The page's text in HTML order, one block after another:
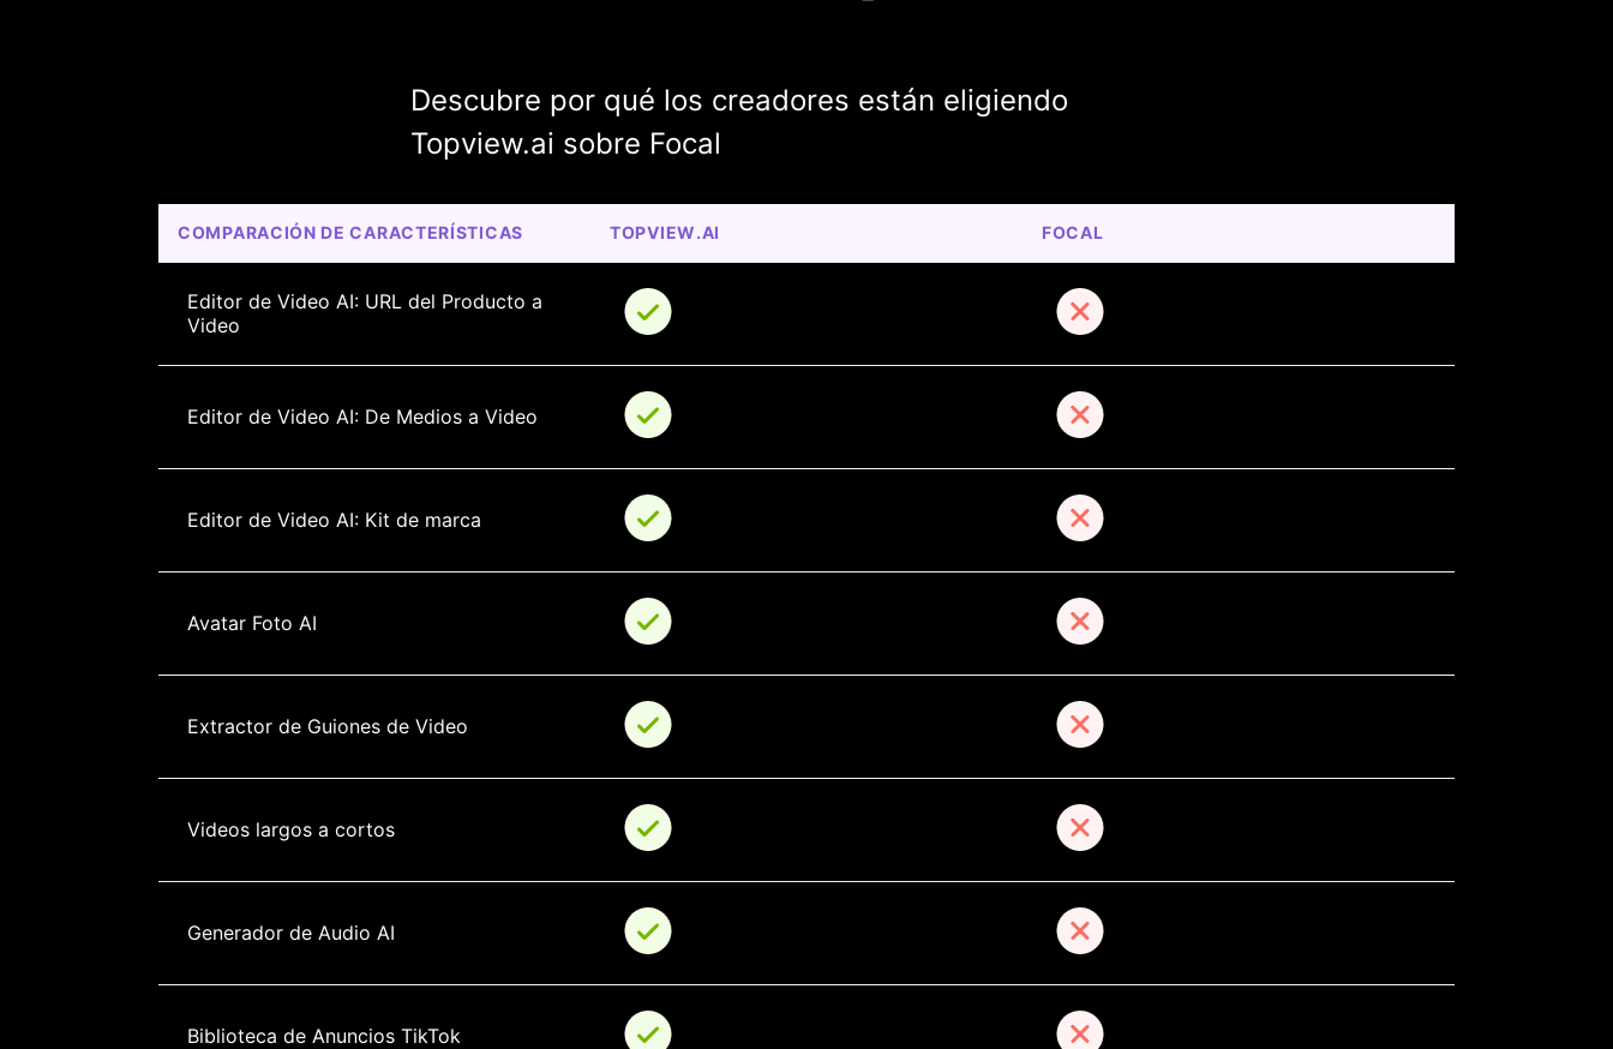
Descubre por qué los creadores están eligiendo
Topview.ai sobre Focal
COMPARACIÓN DE CARACTERÍSTICAS TOPVIEW.AI FOCAL
Editor de Video AI: URL del Producto a
Video
Editor de Video AI: De Medios a Video
Editor de Video AI: Kit de marca
Avatar Foto AI
Extractor de Guiones de Video
Videos largos a cortos
Generador de Audio AI
Biblioteca de Anuncios TikTok